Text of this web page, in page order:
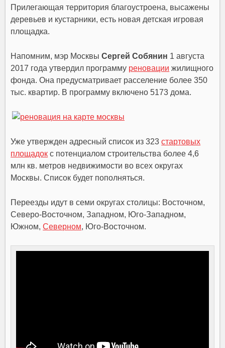
Прилегающая территория благоустроена, высажены
деревьев и кустарники, есть новая детская игровая
площадка.
Напомним, мэр МосквыСергей Собянин 1 августа
2017 года утвердил программу реновации жилищного
фонда. Она предусматривает расселение более 350
тыс. квартир. В программу включено 5173 дома.
Уже утвержден адресный список из 323стартовых
площадок с потенциалом строительства более 4,6
млн кв. метров недвижимости во всех округах
Москвы. Список будет пополняться.
Переезды идут в семи округах столицы: Восточном,
Северо-Восточном, Западном, Юго-Западном,
Южном,Северном, Юго-Восточном.